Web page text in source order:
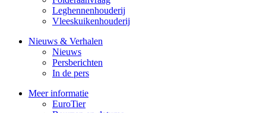
Leghennenhouderij
Vleeskuikenhouderij
Nieuws & Verhalen
Nieuws
Persberichten
In de pers
Meer informatie
EuroTier